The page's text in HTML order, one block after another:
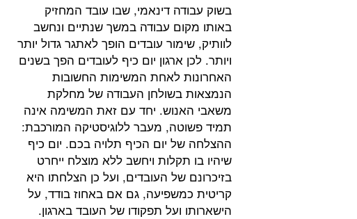
בשוק עבודה דינאמי, שבו עובד המחזיק
באותו מקום עבודה במשך שנתיים ונחשב
לוותיק, שימור עובדים הופך לאתגר גדול יותר
ויותר. לכן ארגון יום כיף לעובדים הפך בשנים
האחרונות לאחת המשימות החשובות
הנמצאות בשולחן העבודה של מחלקת
משאבי האנוש. יחד עם זאת המשימה אינה
תמיד פשוטה, מעבר ללוגיסטיקה המורכבת:
ההצלחה של יום הכיף תלויה בכם. יום כיף
שיהיו בו תקלות ויחשב ללא מוצלח ייחרט
בזיכרונם של העובדים, ועל כן הצלחתו היא
קריטית כמשפיעה, גם אם באחוז בודד, על
הישארותו ועל תפקודו של העובד בארגון.